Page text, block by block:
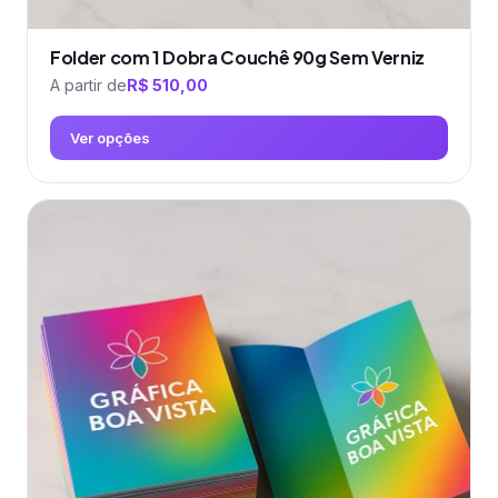
Folder com 1 Dobra Couchê 90g Sem Verniz
A partir deR$ 510,00
Ver opções
Este
produto
variantes.
As
opções
podem
ser
escolhidas